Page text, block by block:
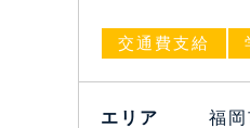
交通費支給
エリア
福岡